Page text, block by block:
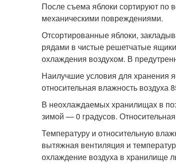
После съема яблоки сортируют по
механическими повреждениями.
Отсортированные яблоки,
рядами в чистые решетчатые
охлаждения воздухом. В
Наилучшие условия для хранения
относительная влажность воздуха
В неохлаждаемых хранилищах в
зимой — 0 градусов.
Температуру и относительную
вытяжная вентиляция и
охлаждение воздуха в хранилище